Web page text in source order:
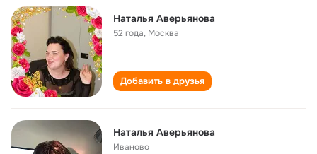
Наталья Аверьянова
52 года, Москва
Добавить в друзья
Наталья Аверьянова
Иваново